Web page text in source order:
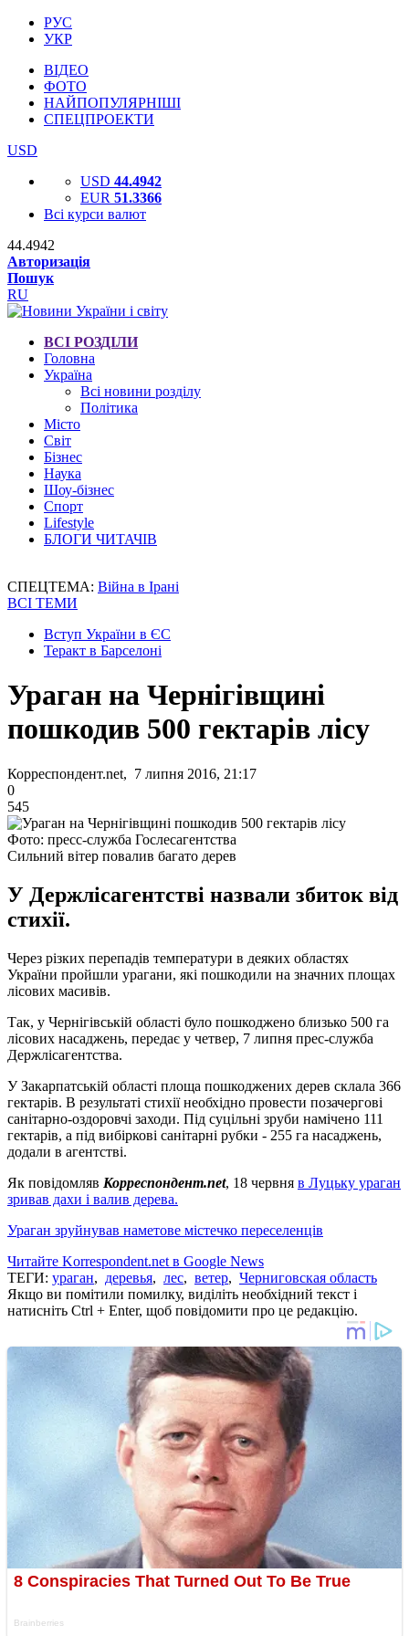
РУС
УКР
ВІДЕО
ФОТО
НАЙПОПУЛЯРНІШІ
СПЕЦПРОЕКТИ
USD
USD 44.4942
EUR 51.3366
Всі курси валют
44.4942
Авторизація
Пошук
RU
ВСІ РОЗДІЛИ
Головна
Україна
Всі новини розділу
Політика
Місто
Світ
Бізнес
Наука
Шоу-бізнес
Спорт
Lifestyle
БЛОГИ ЧИТАЧІВ
СПЕЦТЕМА: Війна в Ірані
ВСІ ТЕМИ
Вступ України в ЄС
Теракт в Барселоні
Ураган на Чернігівщині
пошкодив 500 гектарів лісу
Корреспондент.net, 7 липня 2016, 21:17
0
545
Фото: пресс-служба Гослесагентства
Сильний вітер повалив багато дерев
У Держлісагентстві назвали збиток від
стихії.
Через різких перепадів температури в деяких областях
України пройшли урагани, які пошкодили на значних площах
лісових масивів.
Так, у Чернігівській області було пошкоджено близько 500 га
лісових насаджень, передає у четвер, 7 липня прес-служба
Держлісагентства.
У Закарпатській області площа пошкоджених дерев склала 366
гектарів. В результаті стихії необхідно провести позачергові
санітарно-оздоровчі заходи. Під суцільні зруби намічено 111
гектарів, а під вибіркові санітарні рубки - 255 га насаджень,
додали в агентстві.
Як повідомляв Корреспондент.net, 18 червня в Луцьку ураган
зривав дахи і валив дерева.
Ураган зруйнував наметове містечко переселенців
Читайте Korrespondent.net в Google News
ТЕГИ: ураган, деревья, лес, ветер, Черниговская область
Якщо ви помітили помилку, виділіть необхідний текст і
натисніть Ctrl + Enter, щоб повідомити про це редакцію.